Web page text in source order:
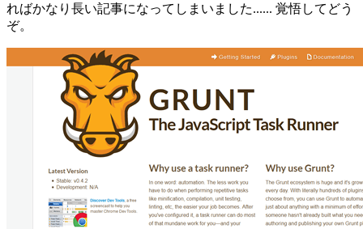
ればかなり長い記事になってしまいました...... 覚悟してどう
ぞ。